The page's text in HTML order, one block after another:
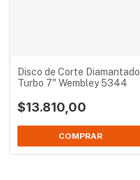
Disco de Corte Diamantado
Turbo 7" Wembley 5344
$13.810,00